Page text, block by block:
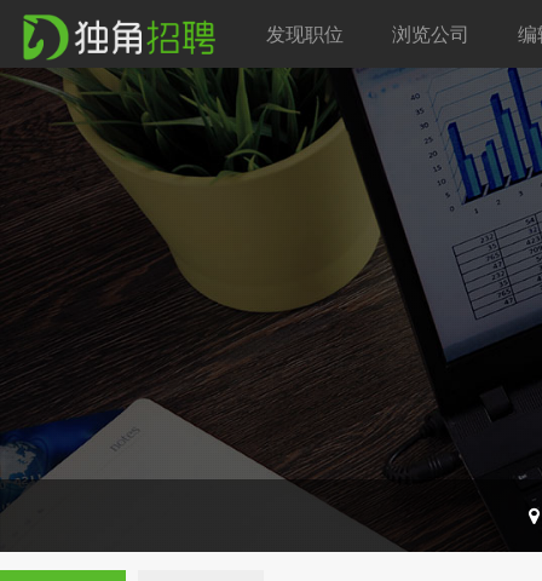
发现职位 浏览公司 编